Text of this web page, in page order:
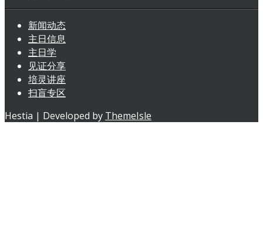
新闻动态
主日信息
主日学
见证分享
培灵讲座
扫盲专区
Hestia | Developed by ThemeIsle